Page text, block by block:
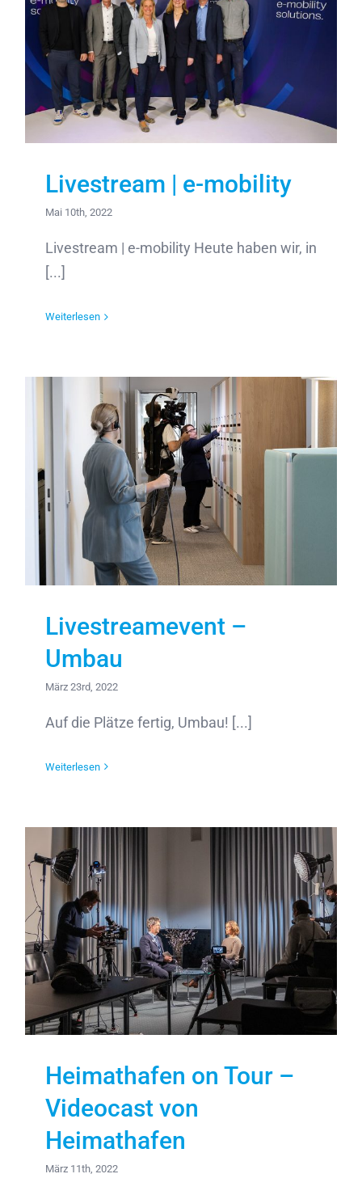
Livestream | e-mobility
Mai 10th, 2022
Livestream | e-mobility Heute haben wir, in
[...]
Weiterlesen
Livestreamevent –
Umbau
März 23rd, 2022
Auf die Plätze fertig, Umbau! [...]
Weiterlesen
Heimathafen on Tour –
Videocast von
Heimathafen
März 11th, 2022